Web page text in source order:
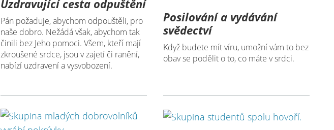
Uzdravující cesta odpuštění
Pán požaduje, abychom odpouštěli, pro
naše dobro. Nežádá však, abychom tak
činili bez Jeho pomoci. Všem, kteří mají
zkroušené srdce, jsou v zajetí či ranění,
nabízí uzdravení a vysvobození.
Posilování a vydávání
svědectví
Když budete mít víru, umožní vám to bez
obav se podělit o to, co máte v srdci.